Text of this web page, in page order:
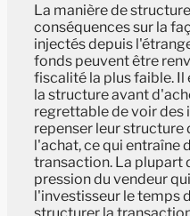
La manière de
conséquences sur la
injectés depuis
fonds peuvent être
fiscalité la plus faible. Il
la structure avant
regrettable de voir des
repenser leur
l'achat, ce qui entraîne
transaction. La plupart
pression du vendeur
l'investisseur le temps
structurer la